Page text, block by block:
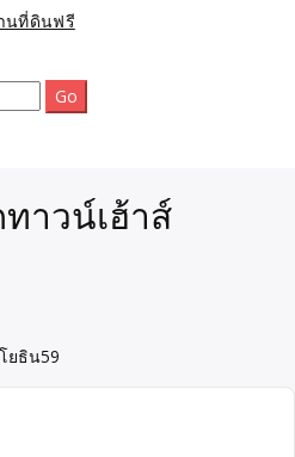
นที่ดินฟรี
าวน์เฮ้าส์
ยธิน59